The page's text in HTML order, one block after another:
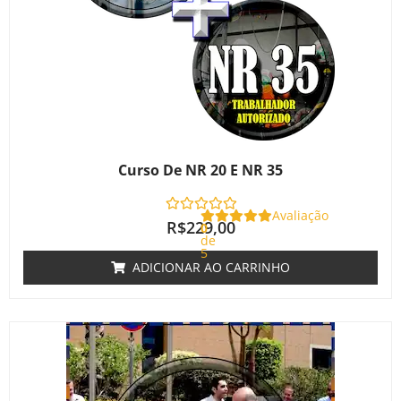
Curso De NR 20 E NR 35
Avaliação
0
de
5
R$229,00
ADICIONAR AO CARRINHO